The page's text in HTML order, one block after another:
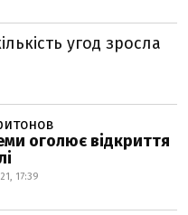
угод зросла
оголює відкриття
17:39